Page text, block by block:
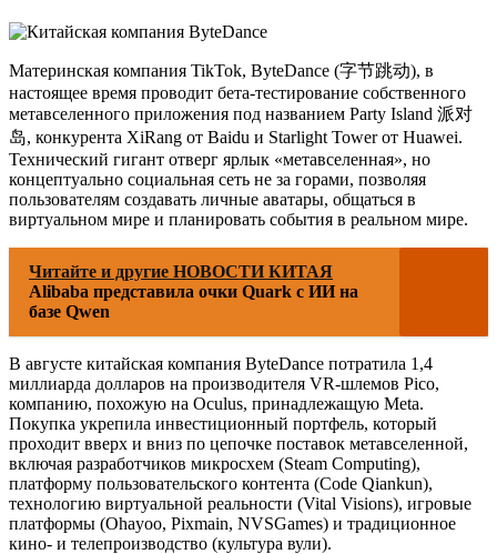
Материнская компания TikTok, ByteDance (字节跳动), в
настоящее время проводит бета-тестирование собственного
метавселенного приложения под названием Party Island 派对
岛, конкурента XiRang от Baidu и Starlight Tower от Huawei.
Технический гигант отверг ярлык «метавселенная», но
концептуально социальная сеть не за горами, позволяя
пользователям создавать личные аватары, общаться в
виртуальном мире и планировать события в реальном мире.
Читайте и другие НОВОСТИ КИТАЯ
Alibaba представила очки Quark с ИИ на
базе Qwen
В августе китайская компания ByteDance потратила 1,4
миллиарда долларов на производителя VR-шлемов Pico,
компанию, похожую на Oculus, принадлежащую Meta.
Покупка укрепила инвестиционный портфель, который
проходит вверх и вниз по цепочке поставок метавселенной,
включая разработчиков микросхем (Steam Computing),
платформу пользовательского контента (Code Qiankun),
технологию виртуальной реальности (Vital Visions), игровые
платформы (Ohayoo, Pixmain, NVSGames) и традиционное
кино- и телепроизводство (культура вули).